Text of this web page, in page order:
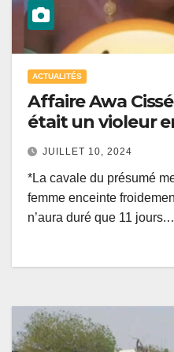
ACTUALITÉS
Affaire Awa
était un violeur
JUILLET 10, 2024
*La cavale du présumé
femme enceinte
n’aura duré que 11